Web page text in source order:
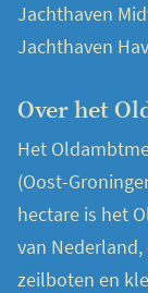
Jachthaven
Jachthaven
Over het
Het
(Oost-
hectare is het
van
zeilboten en